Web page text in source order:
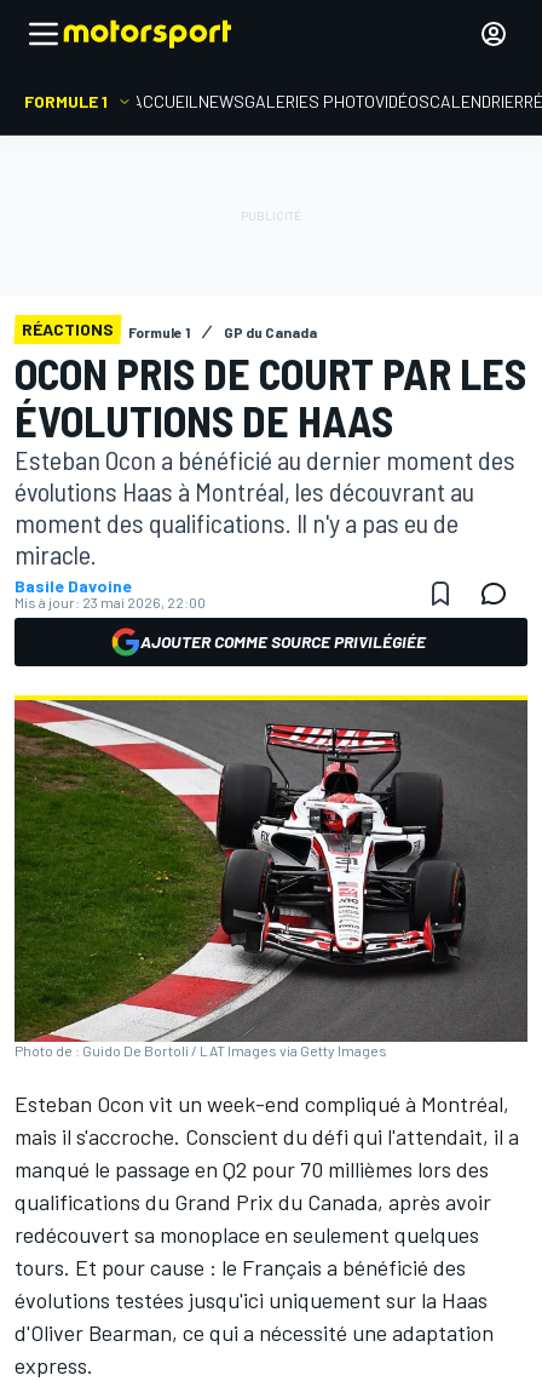
FORMULE 1 ACCUEIL NEWSGALERIES PHOTOVIDÉOSCALENDRIER
RÉACTIONS Formule 1 GP du Canada
OCON PRIS DE COURT PAR LES
ÉVOLUTIONS DE HAAS
Esteban Ocon a bénéficié au dernier moment des
évolutions Haas à Montréal, les découvrant au
moment des qualifications. Il n'y a pas eu de
miracle.
Basile Davoine
Mis à jour: 23 mai 2026, 22:00
AJOUTER COMME SOURCE PRIVILÉGIÉE
Photo de : Guido De Bortoli / LAT Images via Getty Images
Esteban Ocon vit un week-end compliqué à Montréal,
mais il s'accroche. Conscient du défi qui l'attendait, il a
manqué le passage en Q2 pour 70 millièmes lors des
qualifications du Grand Prix du Canada, après avoir
redécouvert sa monoplace en seulement quelques
tours. Et pour cause : le Français a bénéficié des
évolutions testées jusqu'ici uniquement sur la Haas
d'Oliver Bearman, ce qui a nécessité une adaptation
express.